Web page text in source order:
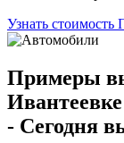
Узнать стоимость
Примеры
Ивантеевке
- Сегодня